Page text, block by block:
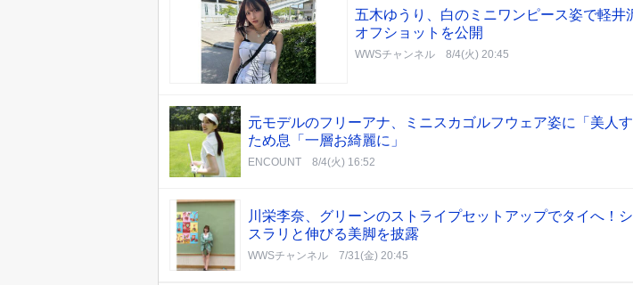
五木ゆうり、白のミニワンピース姿で軽井
オフショットを公開
WWSチャンネル 8/4(火) 20:45
元モデルのフリーアナ、ミニスカゴルフウェア姿に「美
ため息「一層お綺麗に」
ENCOUNT 8/4(火) 16:52
川栄李奈、グリーンのストライプセットアップでタイへ！
スラリと伸びる美脚を披露
WWSチャンネル 7/31(金) 20:45